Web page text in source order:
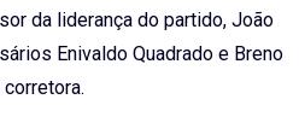
da liderança do partido, João
Enivaldo Quadrado e Breno